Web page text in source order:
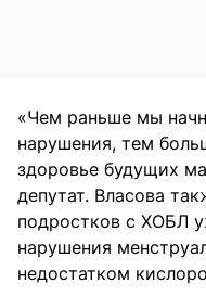
«Чем раньше мы
нарушения, тем
здоровье будущих
депутат. Власова
подростков с ХОБЛ
нарушения
недостатком